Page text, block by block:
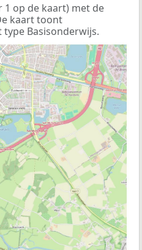
1 op de kaart) met de
kaart toont
Basisonderwijs.